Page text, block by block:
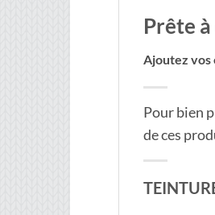
Prête
Ajoutez vos
Pour bien
de ces